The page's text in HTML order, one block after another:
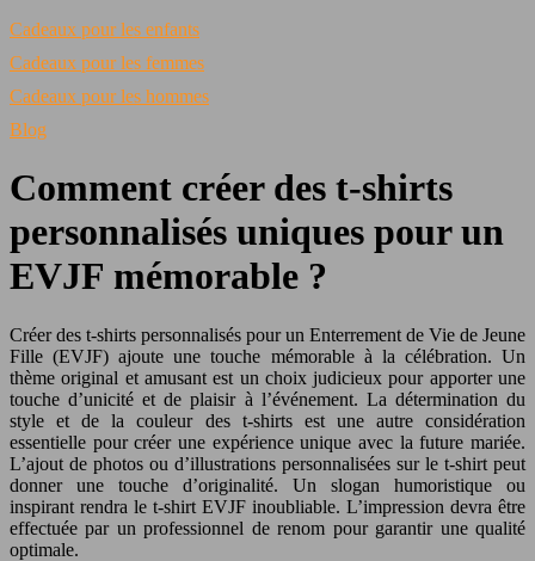
Cadeaux pour les enfants
Cadeaux pour les femmes
Cadeaux pour les hommes
Blog
Comment créer des t-shirts
personnalisés uniques pour un
EVJF mémorable ?
Créer des t-shirts personnalisés pour un Enterrement de Vie de Jeune
Fille (EVJF) ajoute une touche mémorable à la célébration. Un
thème original et amusant est un choix judicieux pour apporter une
touche d’unicité et de plaisir à l’événement. La détermination du
style et de la couleur des t-shirts est une autre considération
essentielle pour créer une expérience unique avec la future mariée.
L’ajout de photos ou d’illustrations personnalisées sur le t-shirt peut
donner une touche d’originalité. Un slogan humoristique ou
inspirant rendra le t-shirt EVJF inoubliable. L’impression devra être
effectuée par un professionnel de renom pour garantir une qualité
optimale.